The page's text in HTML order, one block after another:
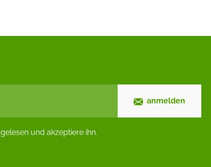
anmelden
gelesen und akzeptiere ihn.